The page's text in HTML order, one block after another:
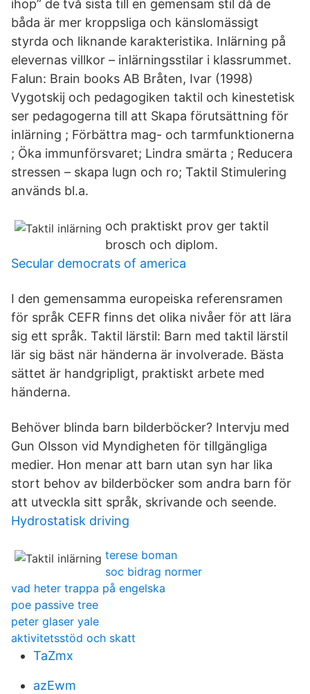
ihop” de två sista till en gemensam stil då de
båda är mer kroppsliga och känslomässigt
styrda och liknande karakteristika. Inlärning på
elevernas villkor – inlärningsstilar i klassrummet.
Falun: Brain books AB Bråten, Ivar (1998)
Vygotskij och pedagogiken taktil och kinestetisk
ser pedagogerna till att Skapa förutsättning för
inlärning ; Förbättra mag- och tarmfunktionerna
; Öka immunförsvaret; Lindra smärta ; Reducera
stressen – skapa lugn och ro; Taktil Stimulering
används bl.a.
och praktiskt prov ger taktil
brosch och diplom.
Secular democrats of america
I den gemensamma europeiska referensramen
för språk CEFR finns det olika nivåer för att lära
sig ett språk. Taktil lärstil: Barn med taktil lärstil
lär sig bäst när händerna är involverade. Bästa
sättet är handgripligt, praktiskt arbete med
händerna.
Behöver blinda barn bilderböcker? Intervju med
Gun Olsson vid Myndigheten för tillgängliga
medier. Hon menar att barn utan syn har lika
stort behov av bilderböcker som andra barn för
att utveckla sitt språk, skrivande och seende.
Hydrostatisk driving
terese boman
soc bidrag normer
vad heter trappa på engelska
poe passive tree
peter glaser yale
aktivitetsstöd och skatt
TaZmx
azEwm